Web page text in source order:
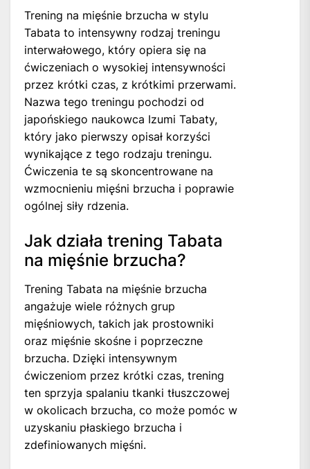
Trening na mięśnie brzucha w stylu
Tabata to intensywny rodzaj treningu
interwałowego, który opiera się na
ćwiczeniach o wysokiej intensywności
przez krótki czas, z krótkimi przerwami.
Nazwa tego treningu pochodzi od
japońskiego naukowca Izumi Tabaty,
który jako pierwszy opisał korzyści
wynikające z tego rodzaju treningu.
Ćwiczenia te są skoncentrowane na
wzmocnieniu mięśni brzucha i poprawie
ogólnej siły rdzenia.
Jak działa trening Tabata
na mięśnie brzucha?
Trening Tabata na mięśnie brzucha
angażuje wiele różnych grup
mięśniowych, takich jak prostowniki
oraz mięśnie skośne i poprzeczne
brzucha. Dzięki intensywnym
ćwiczeniom przez krótki czas, trening
ten sprzyja spalaniu tkanki tłuszczowej
w okolicach brzucha, co może pomóc w
uzyskaniu płaskiego brzucha i
zdefiniowanych mięśni.